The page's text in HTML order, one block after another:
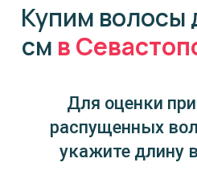
Купим волосы
см в
Для оценки
распущенных
укажите длину